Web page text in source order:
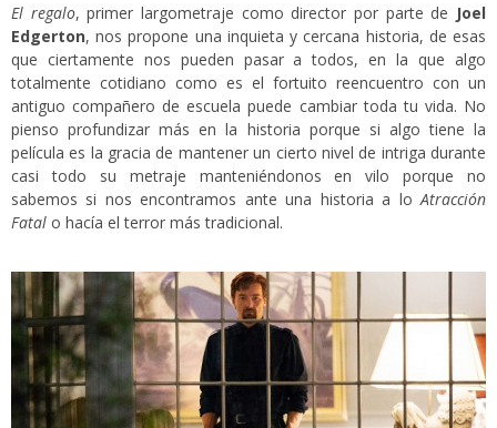
El regalo, primer largometraje como director por parte de Joel
Edgerton, nos propone una inquieta y cercana historia, de esas
que ciertamente nos pueden pasar a todos, en la que algo
totalmente cotidiano como es el fortuito reencuentro con un
antiguo compañero de escuela puede cambiar toda tu vida. No
pienso profundizar más en la historia porque si algo tiene la
película es la gracia de mantener un cierto nivel de intriga durante
casi todo su metraje manteniéndonos en vilo porque no
sabemos si nos encontramos ante una historia a lo Atracción
Fatal o hacía el terror más tradicional.